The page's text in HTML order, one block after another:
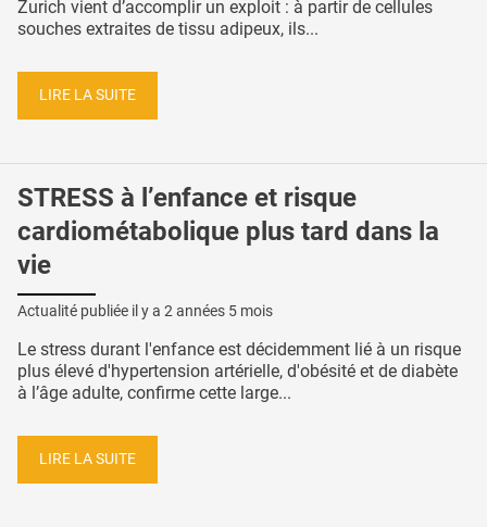
Zurich vient d’accomplir un exploit : à partir de cellules
souches extraites de tissu adipeux, ils...
LIRE LA SUITE
STRESS à l’enfance et risque
cardiométabolique plus tard dans la
vie
Actualité publiée il y a 2 années 5 mois
Le stress durant l'enfance est décidemment lié à un risque
plus élevé d'hypertension artérielle, d'obésité et de diabète
à l’âge adulte, confirme cette large...
LIRE LA SUITE